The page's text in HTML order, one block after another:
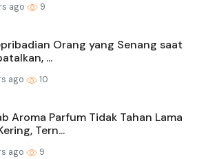
ago 9
Orang yang Senang saat
...
ago 10
Aroma Parfum Tidak Tahan Lama
Tern...
ago 9